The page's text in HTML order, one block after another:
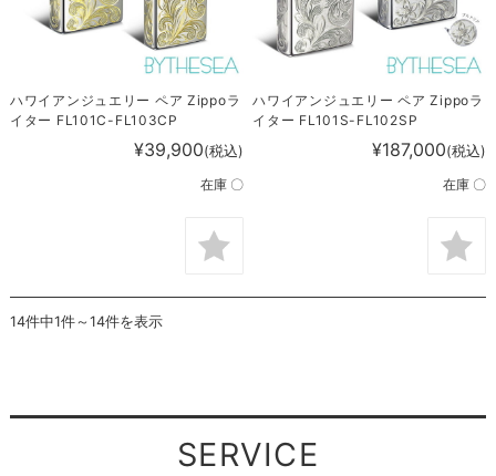
ハワイアンジュエリー ペア Zippoラ
イター FL101C-FL103CP
¥39,900(税込)
在庫 〇
ハワイアンジュエリー ペア Zippoラ
イター FL101S-FL102SP
¥187,000(税込)
在庫 〇
14件中1件～14件を表示
SERVICE